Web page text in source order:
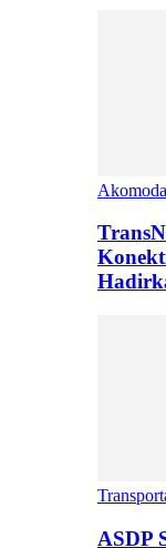
ASDP